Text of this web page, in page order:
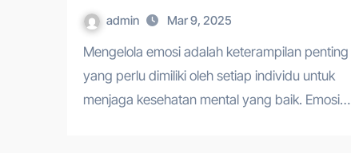
admin Mar 9, 2025
Mengelola emosi adalah keterampilan penting
yang perlu dimiliki oleh setiap individu untuk
menjaga kesehatan mental yang baik. Emosi…